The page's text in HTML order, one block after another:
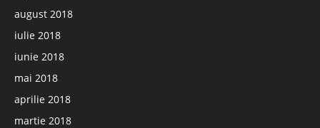
august 2018
iulie 2018
iunie 2018
mai 2018
aprilie 2018
martie 2018